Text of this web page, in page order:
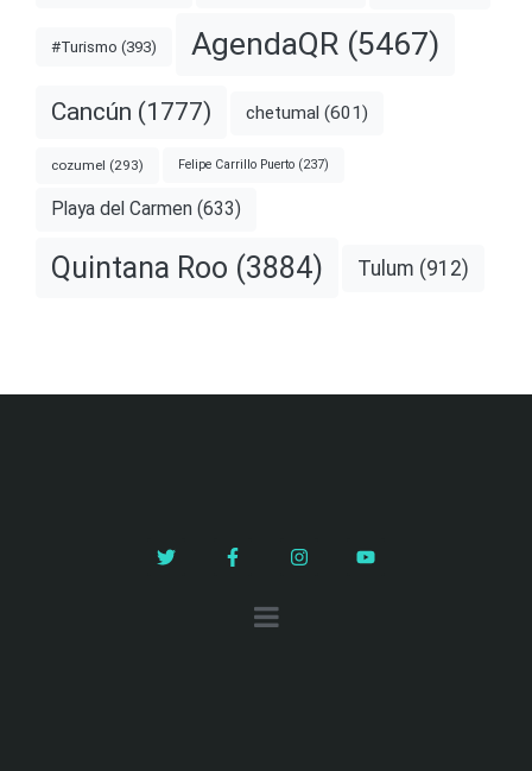
#Turismo (393) AgendaQR (5467)
Cancún (1777) chetumal (601)
cozumel (293) Felipe Carrillo Puerto (237)
Playa del Carmen (633)
Quintana Roo (3884) Tulum (912)